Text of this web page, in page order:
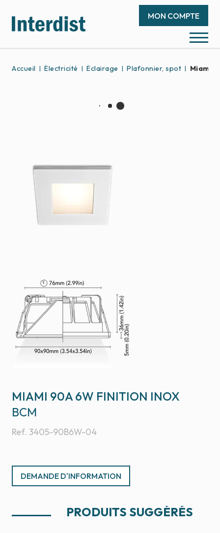
MON COMPTE
Accueil Électricité Éclairage Plafonnier, spot Miami
MIAMI 90A 6W FINITION INOX
Ref. 3405-90B6W-04
BCM
DEMANDE D'INFORMATION
PRODUITS SUGGÉRÉS